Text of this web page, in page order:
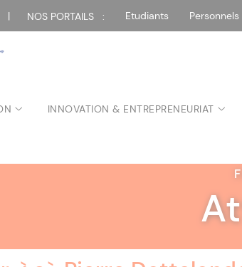
NOS PORTAILS : Etudiants Personnels
INNOVATION & ENTREPRENEURIAT